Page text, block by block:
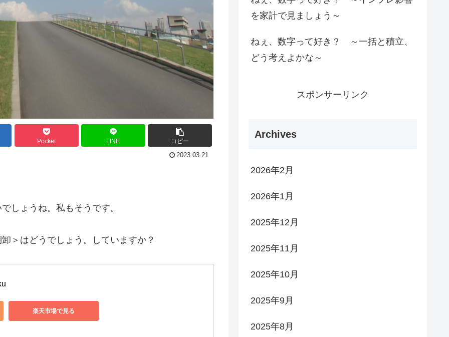
Pocket LINE コピー
2023.03.21
しょうね。私もそうです。
＞はどうでしょう。していますか？
楽天市場で見る
を家計で見ましょう～
ねぇ、数字って好き？ ～一括と積立、
どう考えよかな～
スポンサーリンク
Archives
2026年2月
2026年1月
2025年12月
2025年11月
2025年10月
2025年9月
2025年8月